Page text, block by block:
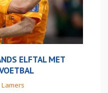
ELFTAL MET